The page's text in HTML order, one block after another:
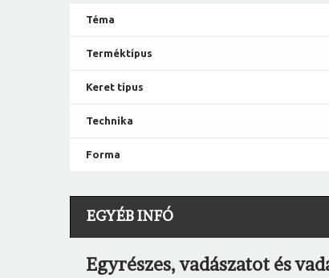
Téma
Terméktípus
Keret típus
Technika
Forma
EGYÉB INFÓ
Egyrészes, vadászatot és